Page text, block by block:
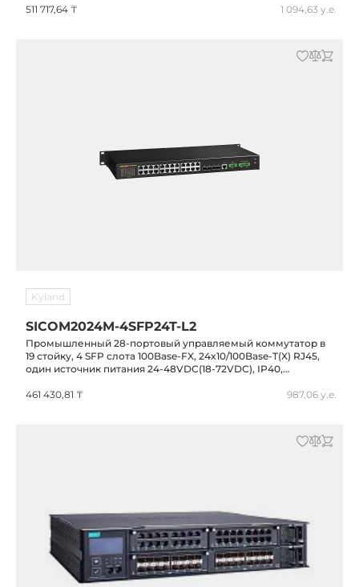
511 717,64 ₸
1 094,63 у.е.
Kyland
SICOM2024M-4SFP24T-L2
Промышленный 28-портовый управляемый коммутатор в
19 стойку, 4 SFP слота 100Base-FX, 24x10/100Base-T(X) RJ45,
один источник питания 24-48VDC(18-72VDC), IP40,
461 430,81 ₸
987,06 у.е.